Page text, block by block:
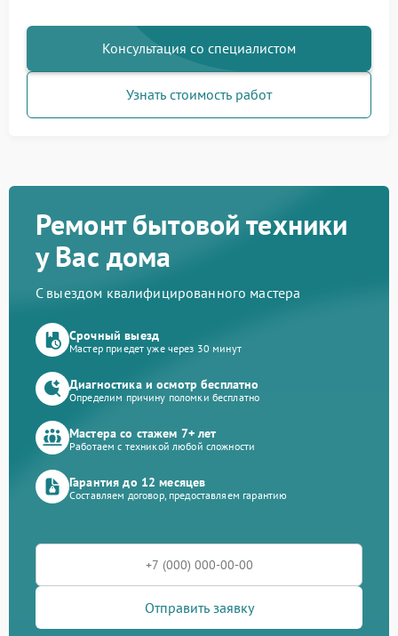
Консультация со специалистом
Узнать стоимость работ
Ремонт бытовой техники
у Вас дома
С выездом квалифицированного мастера
Срочный выезд
Мастер приедет уже через 30 минут
Диагностика и осмотр бесплатно
Определим причину поломки бесплатно
Мастера со стажем 7+ лет
Работаем с техникой любой сложности
Гарантия до 12 месяцев
Составляем договор, предоставляем гарантию
Отправить заявку